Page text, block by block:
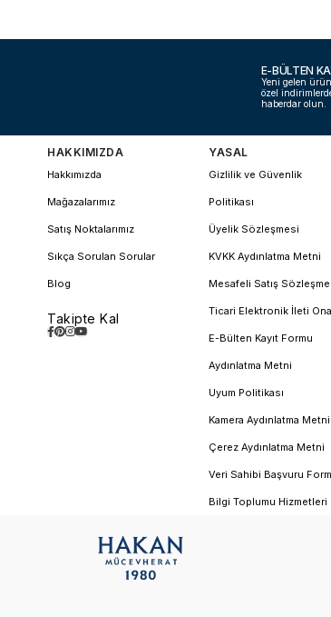
E-BÜLTEN
Yeni gelen
özel
haberdar olun.
HAKKIMIZDA
Hakkımızda
Mağazalarımız
Satış Noktalarımız
Sıkça Sorulan Sorular
Blog
Takipte Kal
YASAL
Gizlilik ve Güvenlik
Politikası
Üyelik Sözleşmesi
KVKK Aydınlatma Metni
Mesafeli Satış
Ticari Elektronik İleti
E-Bülten Kayıt Formu
Aydınlatma Metni
Uyum Politikası
Kamera Aydınlatma Metni
Çerez Aydınlatma Metni
Veri Sahibi Başvuru
Bilgi Toplumu Hizmetleri